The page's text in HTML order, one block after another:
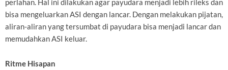
perlahan. Hal ini dilakukan agar payudara menjadi lebih rileks dan
bisa mengeluarkan ASI dengan lancar. Dengan melakukan pijatan,
aliran-aliran yang tersumbat di payudara bisa menjadi lancar dan
memudahkan ASI keluar.
Ritme Hisapan